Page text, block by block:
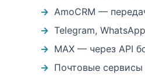
AmoCRM —
Telegram,
MAX — через API
Почтовые сервисы